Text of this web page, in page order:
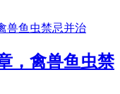
，禽兽鱼虫禁